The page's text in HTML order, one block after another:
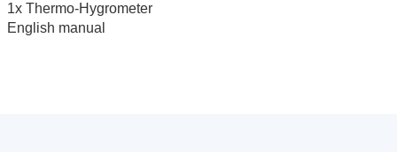
1x Thermo-Hygrometer
English manual